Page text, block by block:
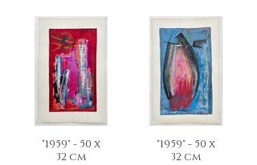
"1959" - 50 x
32 cm
"1959" - 50 x
32 cm